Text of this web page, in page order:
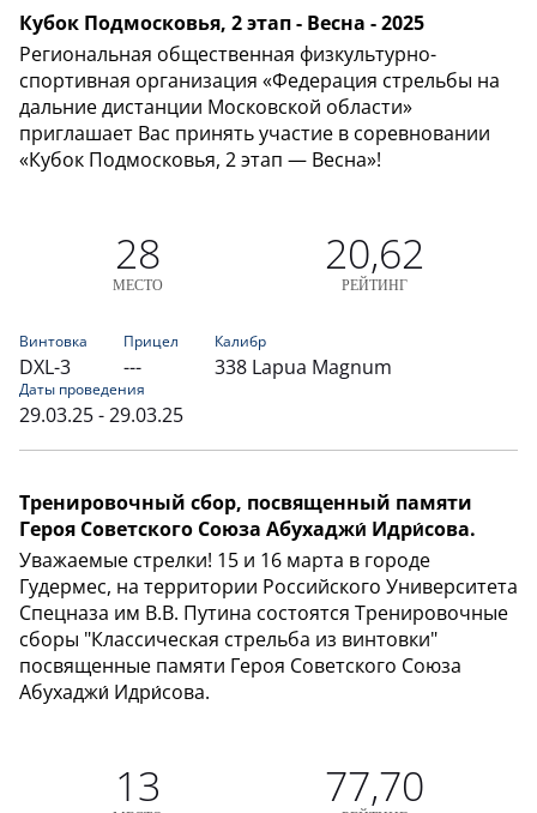
Кубок Подмосковья, 2 этап - Весна - 2025
Региональная общественная физкультурно-
спортивная организация «Федерация стрельбы на
дальние дистанции Московской области»
приглашает Вас принять участие в соревновании
«Кубок Подмосковья, 2 этап — Весна»!
28
МЕСТО
20,62
РЕЙТИНГ
Винтовка
DXL-3
Прицел
---
Калибр
338 Lapua Magnum
Даты проведения
29.03.25 - 29.03.25
Тренировочный сбор, посвященный памяти
Героя Советского Союза Абухаджи́ Идри́сова.
Уважаемые стрелки! 15 и 16 марта в городе
Гудермес, на территории Российского Университета
Спецназа им В.В. Путина состоятся Тренировочные
сборы "Классическая стрельба из винтовки"
посвященные памяти Героя Советского Союза
Абухаджи́ Идри́сова.
13 77,70